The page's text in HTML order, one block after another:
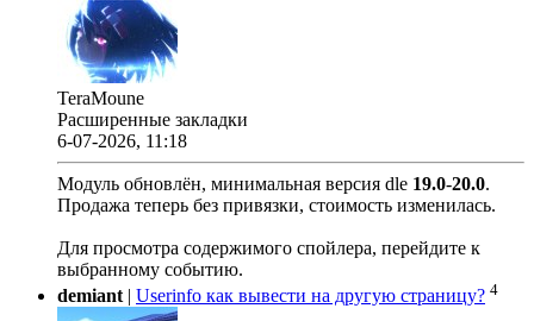
TeraMoune
Расширенные закладки
6-07-2026, 11:18
Модуль обновлён, минимальная версия dle 19.0-20.0.
Продажа теперь без привязки, стоимость изменилась.
Для просмотра содержимого спойлера, перейдите к
выбранному событию.
demiant | Userinfo как вывести на другую страницу? 4